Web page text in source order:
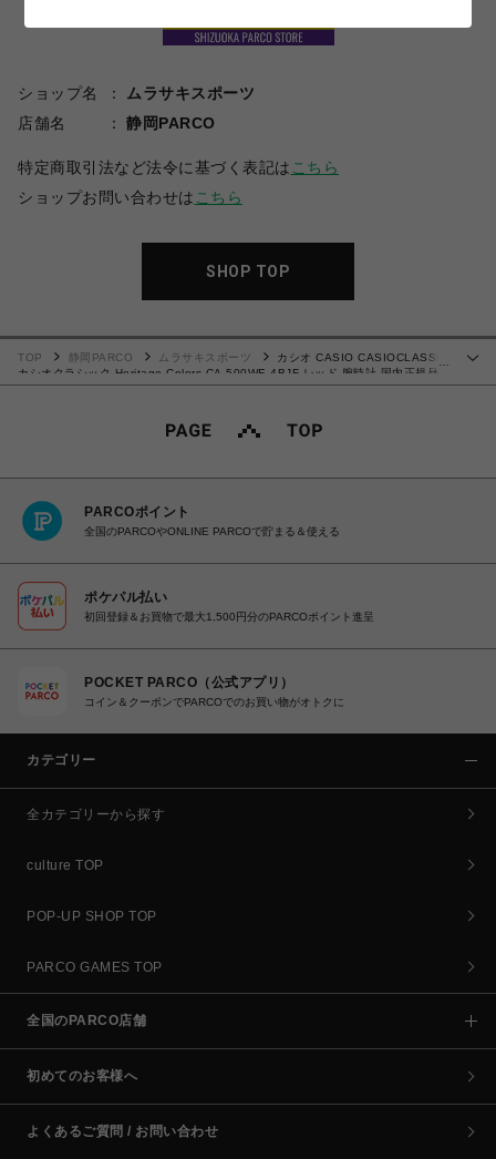
ショップ名
ムラサキスポーツ
店舗名
静岡PARCO
特定商取引法など法令に基づく表記は こちら
ショップお問い合わせは こちら
SHOP TOP
TOP 静岡PARCO ムラサキスポーツ
カシオ CASIO CASIOCLASSIC
カシオクラシック Heritage Colors CA-500WE-4BJF レッド 腕時計 国内正規品
4549526367502【着払い】
PARCOポイント
全国のPARCOやONLINE PARCOで貯まる＆使える
ポケパル払い
初回登録＆お買物で最大1,500円分のPARCOポイント進呈
POCKET PARCO（公式アプリ）
コイン＆クーポンでPARCOでのお買い物がオトクに
カテゴリー
全カテゴリーから探す
culture TOP
POP-UP SHOP TOP
PARCO GAMES TOP
全国のPARCO店舗
初めてのお客様へ
よくあるご質問 / お問い合わせ